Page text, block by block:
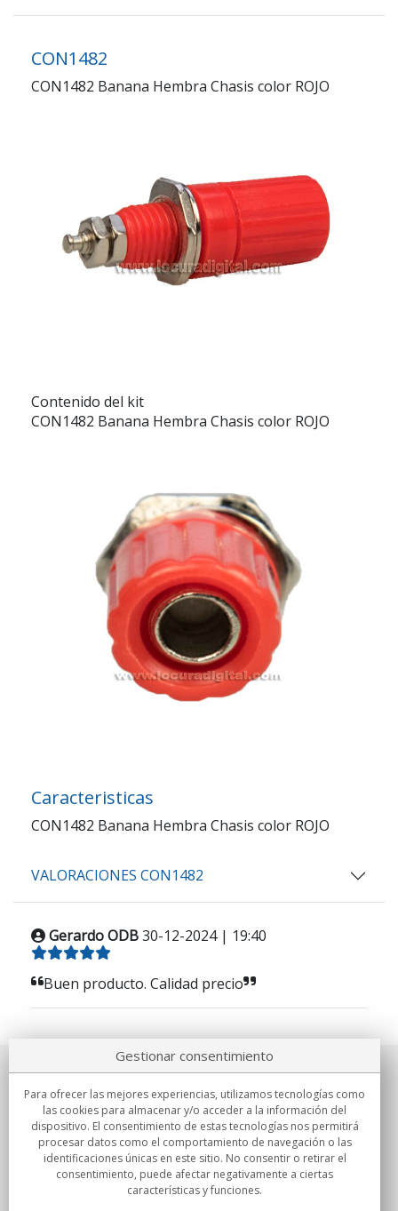
CON1482
CON1482 Banana Hembra Chasis color ROJO
Contenido del kit
CON1482 Banana Hembra Chasis color ROJO
Caracteristicas
CON1482 Banana Hembra Chasis color ROJO
VALORACIONES CON1482
Gerardo ODB30-12-2024 | 19:40
Buen producto. Calidad precio
Sobre nosotros
Compromisos
Compras
Gestionar consentimiento
Para ofrecer las mejores experiencias, utilizamos tecnologías como
las cookies para almacenar y/o acceder a la información del
dispositivo. El consentimiento de estas tecnologías nos permitirá
procesar datos como el comportamiento de navegación o las
identificaciones únicas en este sitio. No consentir o retirar el
consentimiento, puede afectar negativamente a ciertas
características y funciones.